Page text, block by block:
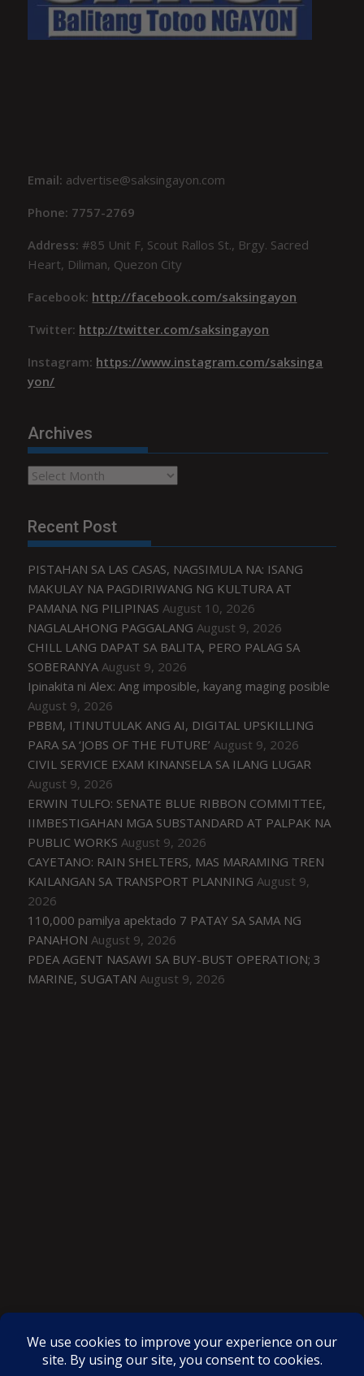
Email: advertise@saksingayon.com
Phone: 7757-2769
Address:#85 Unit F, Scout Rallos St., Brgy. Sacred
Heart, Diliman, Quezon City
Facebook: http://facebook.com/saksingayon
Twitter: http://twitter.com/saksingayon
Instagram: https://www.instagram.com/saksinga
yon/
Archives
Archives
Recent Post
PISTAHAN SA LAS CASAS, NAGSIMULA NA: ISANG
MAKULAY NA PAGDIRIWANG NG KULTURA AT
PAMANA NG PILIPINAS August 10, 2026
NAGLALAHONG PAGGALANG August 9, 2026
CHILL LANG DAPAT SA BALITA, PERO PALAG SA
SOBERANYA August 9, 2026
Ipinakita ni Alex: Ang imposible, kayang maging posible
August 9, 2026
PBBM, ITINUTULAK ANG AI, DIGITAL UPSKILLING
PARA SA ‘JOBS OF THE FUTURE’ August 9, 2026
CIVIL SERVICE EXAM KINANSELA SA ILANG LUGAR
August 9, 2026
ERWIN TULFO: SENATE BLUE RIBBON COMMITTEE,
IIMBESTIGAHAN MGA SUBSTANDARD AT PALPAK NA
PUBLIC WORKS August 9, 2026
CAYETANO: RAIN SHELTERS, MAS MARAMING TREN
KAILANGAN SA TRANSPORT PLANNING August 9,
2026
110,000 pamilya apektado 7 PATAY SA SAMA NG
PANAHON August 9, 2026
PDEA AGENT NASAWI SA BUY-BUST OPERATION; 3
MARINE, SUGATAN August 9, 2026